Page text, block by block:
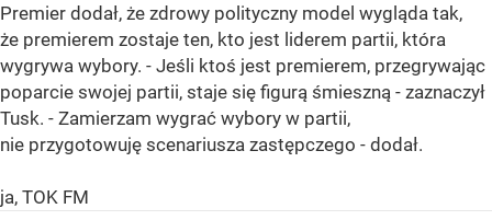
Premier dodał, że zdrowy polityczny model wygląda tak,
że premierem zostaje ten, kto jest liderem partii, która
wygrywa wybory. - Jeśli ktoś jest premierem, przegrywając
poparcie swojej partii, staje się figurą śmieszną - zaznaczył
Tusk. - Zamierzam wygrać wybory w partii,
nie przygotowuję scenariusza zastępczego - dodał.
ja, TOK FM